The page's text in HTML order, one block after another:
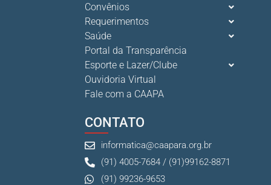
Convênios
Requerimentos
Saúde
Portal da Transparência
Esporte e Lazer/Clube
Ouvidoria Virtual
Fale com a CAAPA
CONTATO
informatica@caapara.org.br
(91) 4005-7684 / (91)99162-8871
(91) 99236-9653